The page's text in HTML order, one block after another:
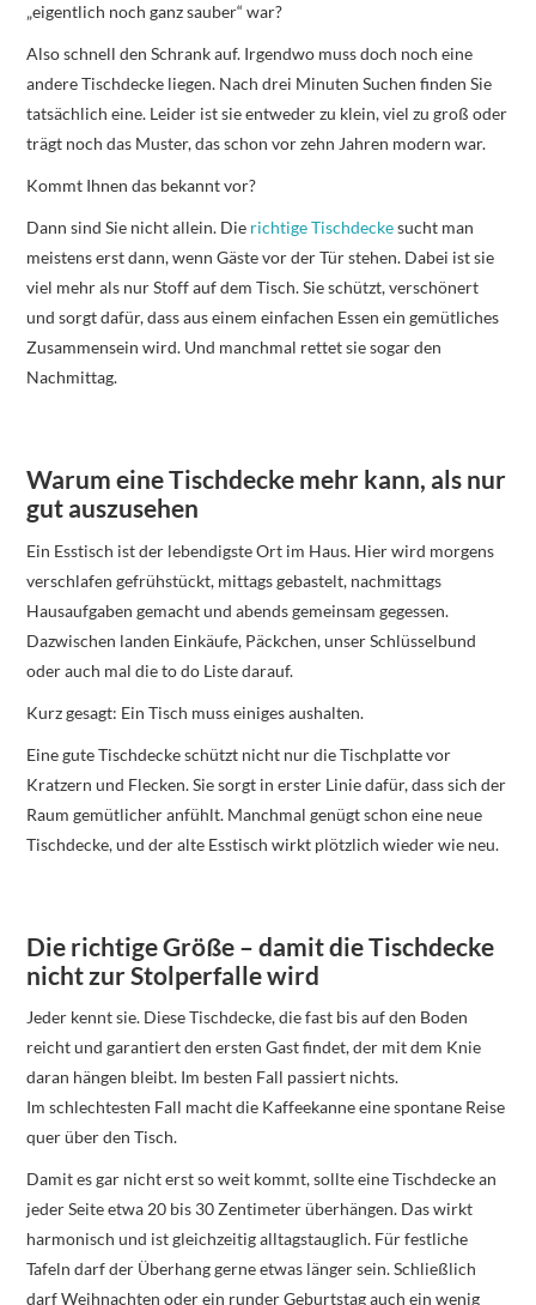
„eigentlich noch ganz sauber“ war?
Also schnell den Schrank auf. Irgendwo muss doch noch eine
andere Tischdecke liegen. Nach drei Minuten Suchen finden Sie
tatsächlich eine. Leider ist sie entweder zu klein, viel zu groß oder
trägt noch das Muster, das schon vor zehn Jahren modern war.
Kommt Ihnen das bekannt vor?
Dann sind Sie nicht allein. Die richtige Tischdeckesucht man
meistens erst dann, wenn Gäste vor der Tür stehen. Dabei ist sie
viel mehr als nur Stoff auf dem Tisch. Sie schützt, verschönert
und sorgt dafür, dass aus einem einfachen Essen ein gemütliches
Zusammensein wird. Und manchmal rettet sie sogar den
Nachmittag.
Warum eine Tischdecke mehr kann, als nur
gut auszusehen
Ein Esstisch ist der lebendigste Ort im Haus. Hier wird morgens
verschlafen gefrühstückt, mittags gebastelt, nachmittags
Hausaufgaben gemacht und abends gemeinsam gegessen.
Dazwischen landen Einkäufe, Päckchen, unser Schlüsselbund
oder auch mal die to do Liste darauf.
Kurz gesagt: Ein Tisch muss einiges aushalten.
Eine gute Tischdecke schützt nicht nur die Tischplatte vor
Kratzern und Flecken. Sie sorgt in erster Linie dafür, dass sich der
Raum gemütlicher anfühlt. Manchmal genügt schon eine neue
Tischdecke, und der alte Esstisch wirkt plötzlich wieder wie neu.
Die richtige Größe – damit die Tischdecke
nicht zur Stolperfalle wird
Jeder kennt sie. Diese Tischdecke, die fast bis auf den Boden
reicht und garantiert den ersten Gast findet, der mit dem Knie
daran hängen bleibt. Im besten Fall passiert nichts.
Im schlechtesten Fall macht die Kaffeekanne eine spontane Reise
quer über den Tisch.
Damit es gar nicht erst so weit kommt, sollte eine Tischdecke an
jeder Seite etwa 20 bis 30 Zentimeter überhängen. Das wirkt
harmonisch und ist gleichzeitig alltagstauglich. Für festliche
Tafeln darf der Überhang gerne etwas länger sein. Schließlich
darf Weihnachten oder ein runder Geburtstag auch ein wenig